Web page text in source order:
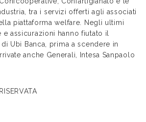
tra i servizi offerti agli associati
piattaforma welfare. Negli ultimi
e assicurazioni hanno fiutato il
Ubi Banca, prima a scendere in
anche Generali, Intesa Sanpaolo